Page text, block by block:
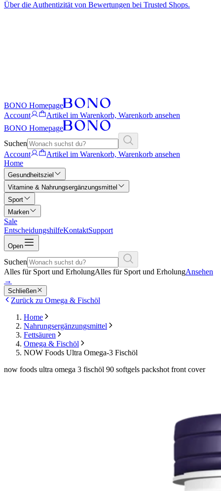
Über die Authentizität von Bewertungen bei Trusted Shops.
BONO Homepage
Account
Artikel im Warenkorb, Warenkorb ansehen
BONO Homepage
Suchen
Account
Artikel im Warenkorb, Warenkorb ansehen
Home
Gesundheitsziel
Vitamine & Nahrungsergänzungsmittel
Sport
Marken
Sale
EntscheidungshilfeKontaktSupport
Open
Suchen
Alles für Sport und ErholungAlles für Sport und ErholungAnsehen
→
Schließen
Zurück zu Omega & Fischöl
Home
Nahrungsergänzungsmittel
Fettsäuren
Omega & Fischöl
NOW Foods Ultra Omega-3 Fischöl
now foods ultra omega 3 fischöl 90 softgels packshot front cover